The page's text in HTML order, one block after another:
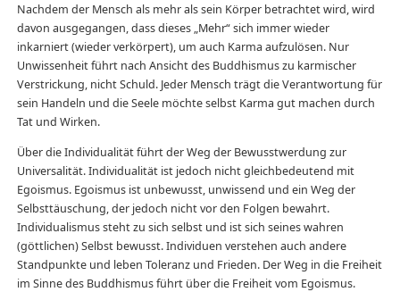
Nachdem der Mensch als mehr als sein Körper betrachtet wird, wird
davon ausgegangen, dass dieses „Mehr“ sich immer wieder
inkarniert (wieder verkörpert), um auch Karma aufzulösen. Nur
Unwissenheit führt nach Ansicht des Buddhismus zu karmischer
Verstrickung, nicht Schuld. Jeder Mensch trägt die Verantwortung für
sein Handeln und die Seele möchte selbst Karma gut machen durch
Tat und Wirken.
Über die Individualität führt der Weg der Bewusstwerdung zur
Universalität. Individualität ist jedoch nicht gleichbedeutend mit
Egoismus. Egoismus ist unbewusst, unwissend und ein Weg der
Selbsttäuschung, der jedoch nicht vor den Folgen bewahrt.
Individualismus steht zu sich selbst und ist sich seines wahren
(göttlichen) Selbst bewusst. Individuen verstehen auch andere
Standpunkte und leben Toleranz und Frieden. Der Weg in die Freiheit
im Sinne des Buddhismus führt über die Freiheit vom Egoismus.